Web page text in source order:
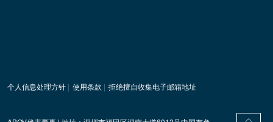
个人信息处理方针| 使用条款 | 拒绝擅自收集电子邮箱地址